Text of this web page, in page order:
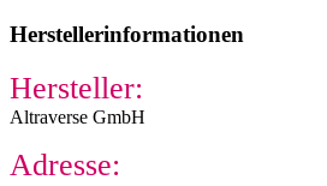
Herstellerinformationen
Hersteller:
Altraverse GmbH
Adresse: